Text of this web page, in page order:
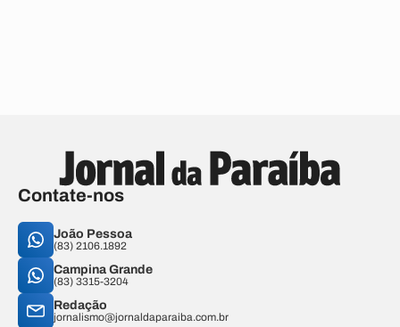
Contate-nos
João Pessoa
(83) 2106.1892
Campina Grande
(83) 3315-3204
Redação
jornalismo@jornaldaparaiba.com.br